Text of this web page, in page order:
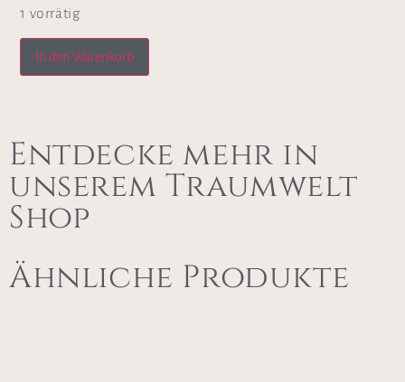
1 vorrätig
In den Warenkorb
Entdecke mehr in
unserem Traumwelt
Shop
Ähnliche Produkte